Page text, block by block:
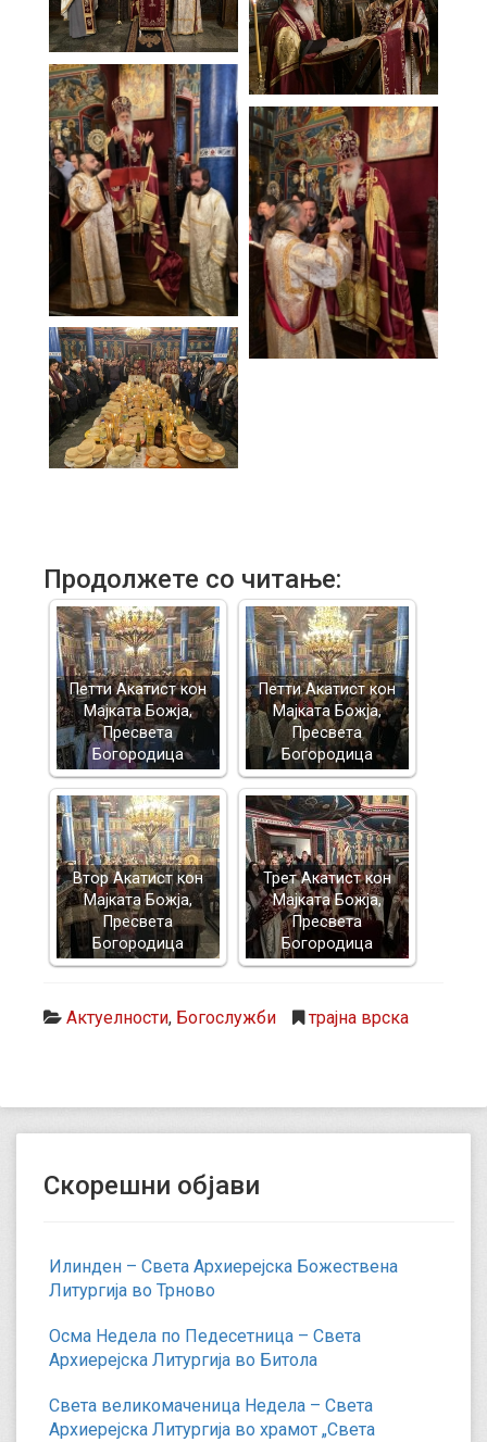
Продолжете со читање:
Петти Акатист кон
Мајката Божја,
Пресвета
Богородица
Петти Акатист кон
Мајката Божја,
Пресвета
Богородица
Втор Акатист кон
Мајката Божја,
Пресвета
Богородица
Трет Акатист кон
Мајката Божја,
Пресвета
Богородица
Актуелности, Богослужби трајна врска
Скорешни објави
Илинден – Света Архиерејска Божествена
Литургија во Трново
Осма Недела по Педесетница – Света
Архиерејска Литургија во Битола
Света великомаченица Недела – Света
Архиерејска Литургија во храмот „Света